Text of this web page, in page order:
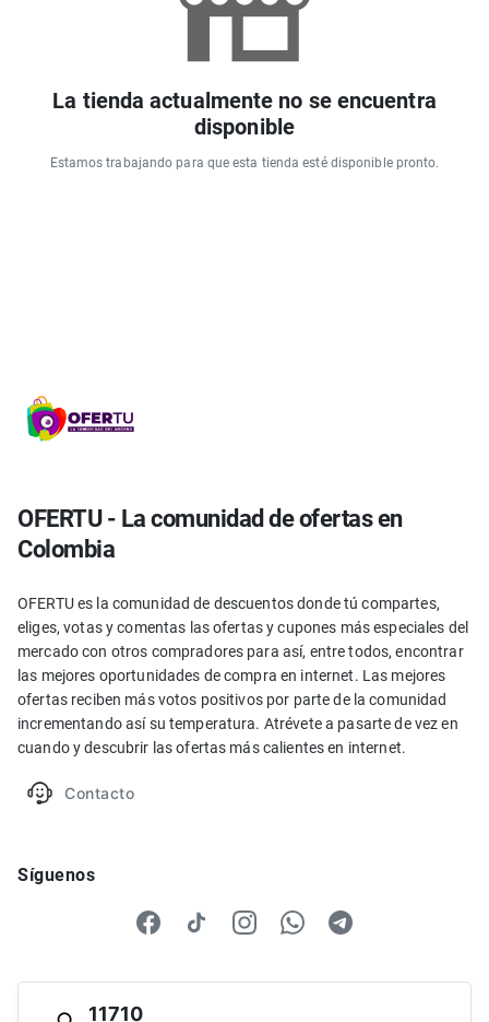
La tienda actualmente no se encuentra
disponible
Estamos trabajando para que esta tienda esté disponible pronto.
OFERTU - La comunidad de ofertas en
Colombia
OFERTU es la comunidad de descuentos donde tú compartes,
eliges, votas y comentas las ofertas y cupones más especiales del
mercado con otros compradores para así, entre todos, encontrar
las mejores oportunidades de compra en internet. Las mejores
ofertas reciben más votos positivos por parte de la comunidad
incrementando así su temperatura. Atrévete a pasarte de vez en
cuando y descubrir las ofertas más calientes en internet.
Contacto
Síguenos
11710